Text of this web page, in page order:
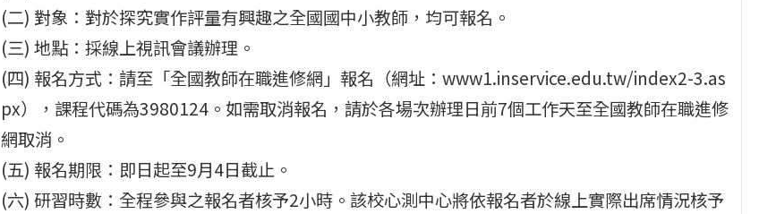
(二) 對象：對於探究實作評量有興趣之全國國中小教師，均可報名。
(三) 地點：採線上視訊會議辦理。
(四) 報名方式：請至「全國教師在職進修網」報名（網址：www1.inservice.edu.tw/index2-3.as
px），課程代碼為3980124。如需取消報名，請於各場次辦理日前7個工作天至全國教師在職進修
網取消。
(五) 報名期限：即日起至9月4日截止。
(六) 研習時數：全程參與之報名者核予2小時。該校心測中心將依報名者於線上實際出席情況核予